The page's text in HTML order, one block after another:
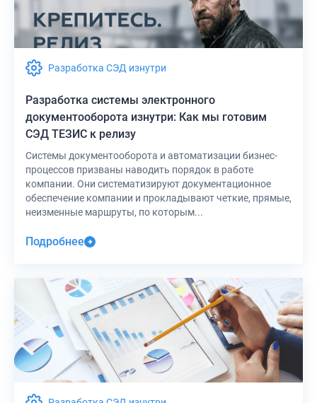
Разработка СЭД изнутри
Разработка системы электронного
документооборота изнутри: Как мы готовим
СЭД ТЕЗИС к релизу
Системы документооборота и автоматизации бизнес-
процессов призваны наводить порядок в работе
компании. Они систематизируют документационное
обеспечение компании и прокладывают четкие, прямые,
неизменные маршруты, по которым...
Подробнее